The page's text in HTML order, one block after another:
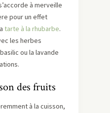
à merveille
pour un effet
tarte à la rhubarbe.
les herbes
ou la lavande
des fruits
à la cuisson,